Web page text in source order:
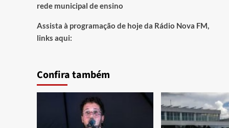
rede municipal de ensino
Assista à programação de hoje da Rádio Nova FM,
links aqui:
Confira também